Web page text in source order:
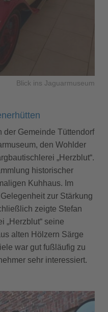
Blick ins Jaguarmuseum
der Gemeinde Tüttendorf
den Wohlder
„Herzblut“.
historischer
Kuhhaus. Im
zur Stärkung
zeigte Stefan
„Herzblut“ seine
alten Hölzern Särge
war gut fußläufig zu
sehr interessiert.